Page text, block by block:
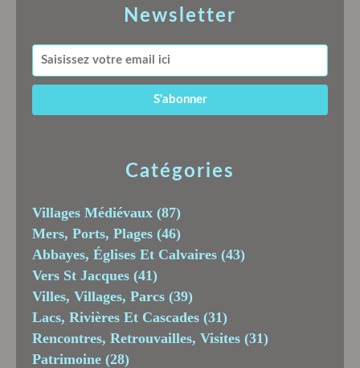
Newsletter
Catégories
Villages Médiévaux (87)
Mers, Ports, Plages (46)
Abbayes, Églises Et Calvaires (43)
Vers St Jacques (41)
Villes, Villages, Parcs (39)
Lacs, Rivières Et Cascades (31)
Rencontres, Retrouvailles, Visites (31)
Patrimoine (28)